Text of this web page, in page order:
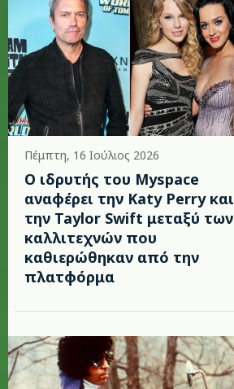
Πέμπτη, 16 Ιούλιος 2026
Ο ιδρυτής του Myspace
αναφέρει την Katy Perry και
την Taylor Swift μεταξύ των
καλλιτεχνών που
καθιερώθηκαν από την
πλατφόρμα